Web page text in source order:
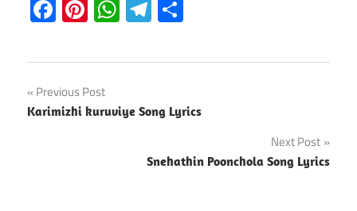
Facebook
Pinterest
WhatsApp
Telegram
Post
navigation
Previous Post
Karimizhi kuruviye Song Lyrics
Next Post
Snehathin Poonchola Song Lyrics